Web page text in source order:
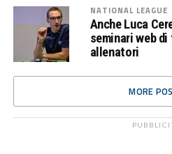
NATIONAL LEAGUE
Anche Luca
seminari web
allenatori
MORE